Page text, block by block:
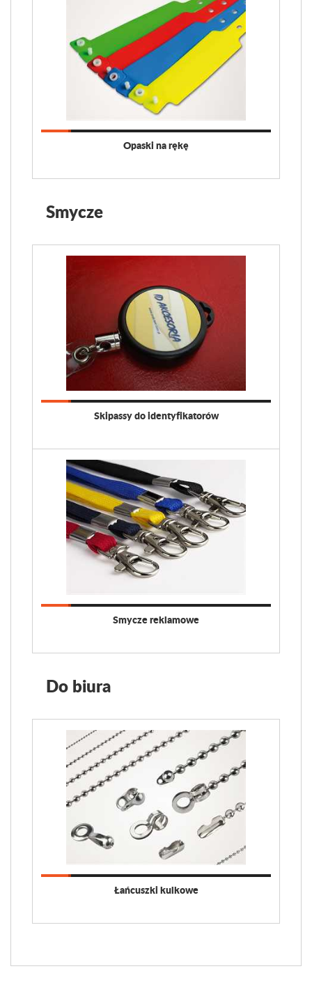
Opaski na rękę
Smycze
Skipassy do identyfikatorów
Smycze reklamowe
Do biura
Łańcuszki kulkowe